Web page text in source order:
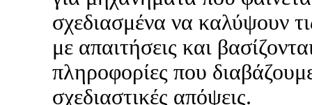
σχεδιασμένα να καλύψουν
με απαιτήσεις και
πληροφορίες που
σχεδιαστικές απόψεις.